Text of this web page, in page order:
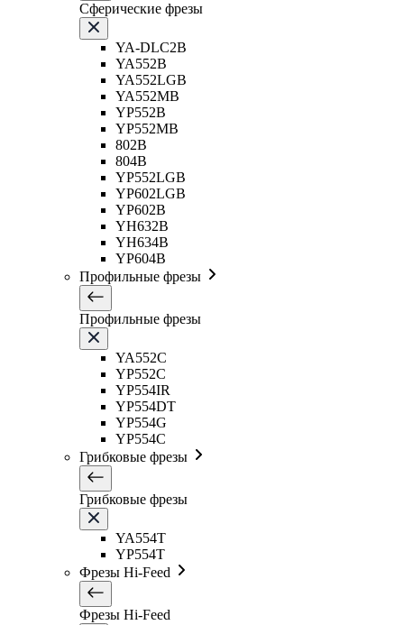
Сферические фрезы
YA-DLC2B
YA552B
YA552LGB
YA552MB
YP552B
YP552MB
802B
804B
YP552LGB
YP602LGB
YP602B
YH632B
YH634B
YP604B
Профильные фрезы
Профильные фрезы
YA552C
YP552C
YP554IR
YP554DT
YP554G
YP554C
Грибковые фрезы
Грибковые фрезы
YA554T
YP554T
Фрезы Hi-Feed
Фрезы Hi-Feed